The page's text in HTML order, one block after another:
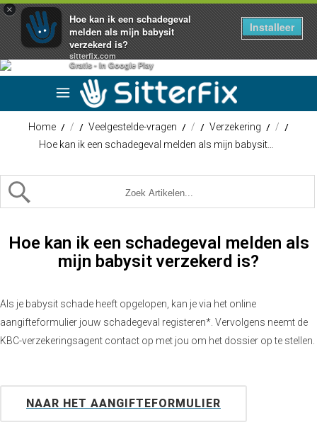
×
Hoe kan ik een schadegeval
melden als mijn babysit
verzekerd is?
sitterfix.com
Gratis - In Google Play
Installeer
Home / Veelgestelde-vragen / Verzekering
/
Hoe kan ik een schadegeval melden als mijn babysit…
Hoe kan ik een schadegeval melden als
mijn babysit verzekerd is?
Als je babysit schade heeft opgelopen, kan je via het online
aangifteformulier jouw schadegeval registeren*. Vervolgens neemt de
KBC-verzekeringsagent contact op met jou om het dossier op te stellen.
NAAR HET AANGIFTEFORMULIER